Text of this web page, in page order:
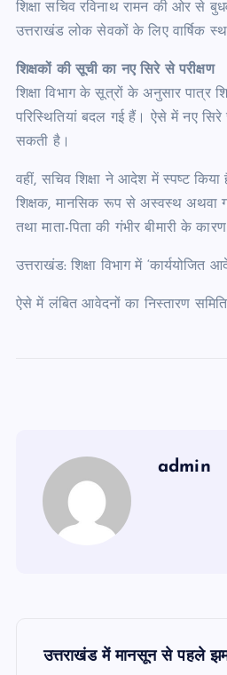
शिक्षा सचिव रविनाथ रामन की ओर से
उत्तराखंड लोक सेवकों के लिए वार्षिक
शिक्षकों की सूची का नए सिरे से परीक्षण
शिक्षा विभाग के सूत्रों के अनुसार पात्र
परिस्थितियां बदल गई हैं। ऐसे में नए
सकती है।
वहीं, सचिव शिक्षा ने आदेश में स्पष्ट किया
शिक्षक, मानसिक रूप से अस्वस्थ अथवा
तथा माता-पिता की गंभीर बीमारी के
उत्तराखंड: शिक्षा विभाग में ‘कार्ययोजित
ऐसे में लंबित आवेदनों का निस्तारण
admin
उत्तराखंड में मानसून से पहले